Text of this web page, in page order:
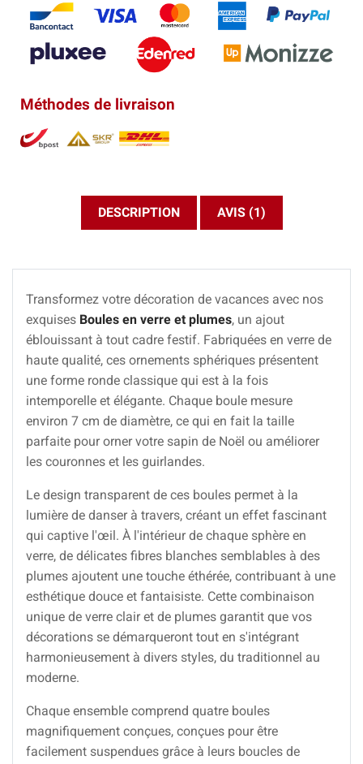
Méthodes de livraison
DESCRIPTION AVIS (1)
Transformez votre décoration de vacances avec nos
exquises Boules en verre et plumes, un ajout
éblouissant à tout cadre festif. Fabriquées en verre de
haute qualité, ces ornements sphériques présentent
une forme ronde classique qui est à la fois
intemporelle et élégante. Chaque boule mesure
environ 7 cm de diamètre, ce qui en fait la taille
parfaite pour orner votre sapin de Noël ou améliorer
les couronnes et les guirlandes.
Le design transparent de ces boules permet à la
lumière de danser à travers, créant un effet fascinant
qui captive l'œil. À l'intérieur de chaque sphère en
verre, de délicates fibres blanches semblables à des
plumes ajoutent une touche éthérée, contribuant à une
esthétique douce et fantaisiste. Cette combinaison
unique de verre clair et de plumes garantit que vos
décorations se démarqueront tout en s'intégrant
harmonieusement à divers styles, du traditionnel au
moderne.
Chaque ensemble comprend quatre boules
magnifiquement conçues, conçues pour être
facilement suspendues grâce à leurs boucles de